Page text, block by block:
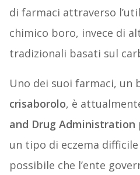
di farmaci attraverso
chimico boro, invece di
tradizionali basati sul
Uno dei suoi farmaci, un
crisaborolo, è
and Drug Administration
un tipo di eczema
possibile che l’ente